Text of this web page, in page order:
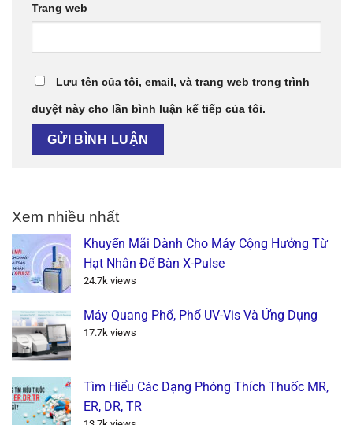
Trang web
Lưu tên của tôi, email, và trang web trong trình
duyệt này cho lần bình luận kế tiếp của tôi.
Xem nhiều nhất
Khuyến Mãi Dành Cho Máy Cộng Hưởng Từ
Hạt Nhân Để Bàn X-Pulse
24.7k views
Máy Quang Phổ, Phổ UV-Vis Và Ứng Dụng
17.7k views
Tìm Hiểu Các Dạng Phóng Thích Thuốc MR,
ER, DR, TR